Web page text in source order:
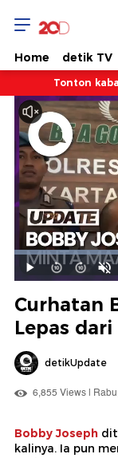
Home detik TV
Tonton
Mainkan
Curhatan
Lepas
detikUpdate
6,855 Views |
Bobby Joseph
kalinya. Ia pun